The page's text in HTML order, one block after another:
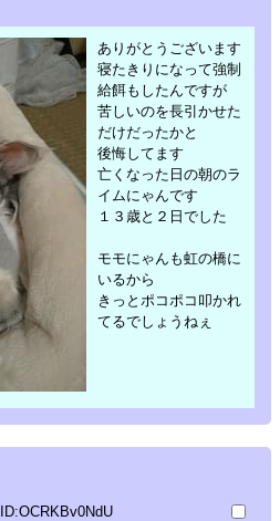
ありがとうございます
寝たきりになって強制
給餌もしたんですが
苦しいのを長引かせた
だけだったかと
後悔してます
亡くなった日の朝のラ
イムにゃんです
１３歳と２日でした
モモにゃんも虹の橋に
いるから
きっとポコポコ叩かれ
てるでしょうねぇ
ID:OCRKBv0NdU